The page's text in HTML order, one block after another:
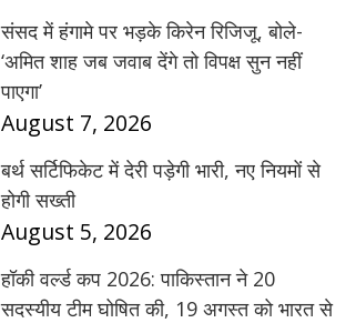
संसद में हंगामे पर भड़के किरेन रिजिजू, बोले-
‘अमित शाह जब जवाब देंगे तो विपक्ष सुन नहीं
पाएगा’
August 7, 2026
बर्थ सर्टिफिकेट में देरी पड़ेगी भारी, नए नियमों से
होगी सख्ती
August 5, 2026
हॉकी वर्ल्ड कप 2026: पाकिस्तान ने 20
सदस्यीय टीम घोषित की, 19 अगस्त को भारत से